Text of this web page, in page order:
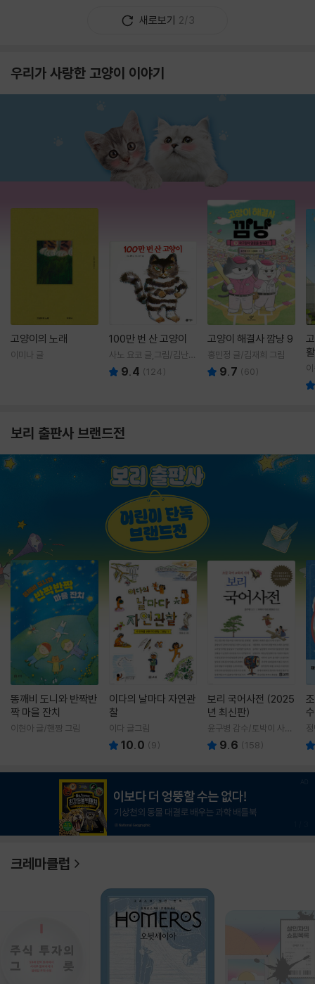
새로보기 2/3
우리가 사랑한 고양이 이야기
고양이의 노래
이미나 글
100만 번 산 고양이
사노 요코 글,그림/김난주
역 9.4 (124)
고양이 해결사 깜냥 9
홍민정 글/김재희 그림
9.7 (60)
보리 출판사 브랜드전
똥깨비 도니와 반짝반
짝 마을 잔치
이현아 글/핸짱 그림
이다의 날마다 자연관
찰
이다 글그림
10.0 (9)
보리 국어사전 (2025
년 최신판)
윤구병 감수/토박이 사전
편찬실 편
9.6 (158)
크레마클럽